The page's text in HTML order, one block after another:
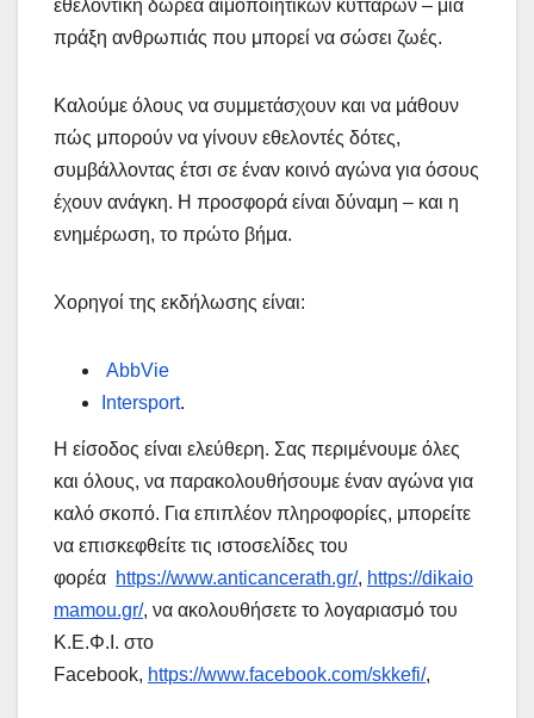
εθελοντική δωρεά αιμοποιητικών κυττάρων – μια
πράξη ανθρωπιάς που μπορεί να σώσει ζωές.
Καλούμε όλους να συμμετάσχουν και να μάθουν
πώς μπορούν να γίνουν εθελοντές δότες,
συμβάλλοντας έτσι σε έναν κοινό αγώνα για όσους
έχουν ανάγκη. Η προσφορά είναι δύναμη – και η
ενημέρωση, το πρώτο βήμα.
Χορηγοί της εκδήλωσης είναι:
AbbVie
Intersport.
Η είσοδος είναι ελεύθερη. Σας περιμένουμε όλες
και όλους, να παρακολουθήσουμε έναν αγώνα για
καλό σκοπό. Για επιπλέον πληροφορίες, μπορείτε
να επισκεφθείτε τις ιστοσελίδες του
φορέα https://www.anticancerath.gr/, https://dikaio
mamou.gr/, να ακολουθήσετε το λογαριασμό του
Κ.Ε.Φ.Ι. στο
Facebook, https://www.facebook.com/skkefi/,